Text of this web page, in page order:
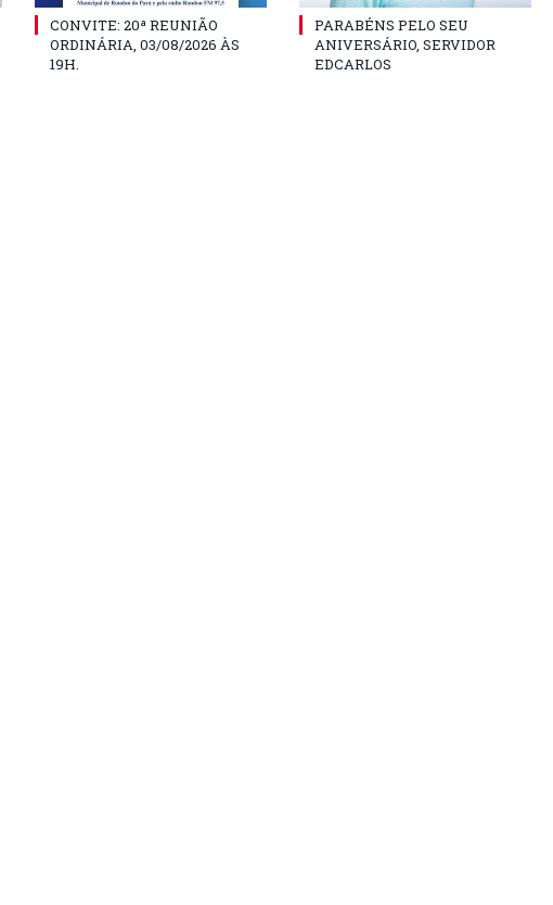
CONVITE: 20ª REUNIÃO
ORDINÁRIA, 03/08/2026 ÀS
19H.
PARABÉNS PELO SEU
ANIVERSÁRIO, SERVIDOR
EDCARLOS